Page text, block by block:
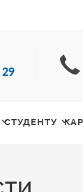
29
СТУДЕНТУ